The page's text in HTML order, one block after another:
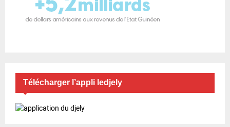
Télécharger l’appli ledjely